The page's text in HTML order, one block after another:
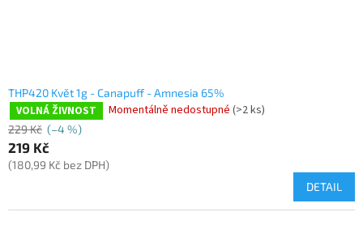
THP420 Květ 1g - Canapuff - Amnesia 65%
VOLNÁ ŽIVNOST Momentálně nedostupné (>2 ks)
229 Kč (–4 %)
219 Kč
(180,99 Kč bez DPH)
DETAIL